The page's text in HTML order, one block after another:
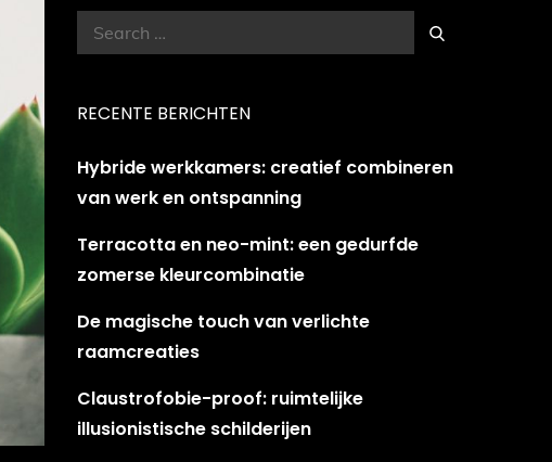
Search
for:
Search
RECENTE BERICHTEN
Hybride werkkamers: creatief combineren
van werk en ontspanning
Terracotta en neo-mint: een gedurfde
zomerse kleurcombinatie
De magische touch van verlichte
raamcreaties
Claustrofobie-proof: ruimtelijke
illusionistische schilderijen